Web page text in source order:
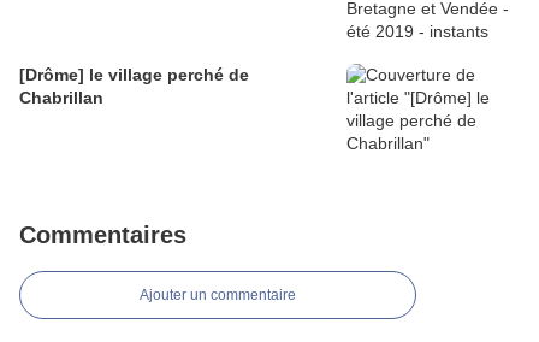
[Drôme] le village perché de
Chabrillan
Commentaires
Ajouter un commentaire